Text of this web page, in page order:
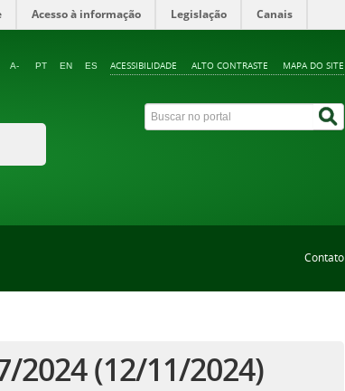
Acesso à informação Legislação Canais
ACESSIBILIDADE ALTO CONTRASTE MAPA DO SITE
A- PT EN ES
Contato
2024 (12/11/2024)